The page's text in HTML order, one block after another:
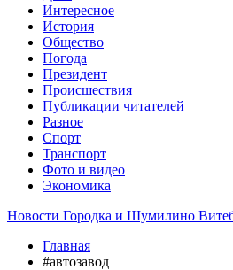
Интересное
История
Общество
Погода
Президент
Происшествия
Публикации читателей
Разное
Спорт
Транспорт
Фото и видео
Экономика
Новости Городка и Шумилино
Главная
#автозавод